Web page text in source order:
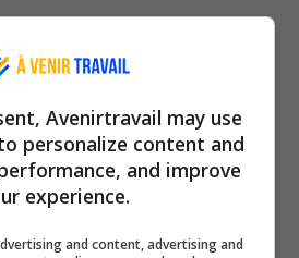
Avenirtravail may use
personalize content and
and improve
experience.
and content, advertising and